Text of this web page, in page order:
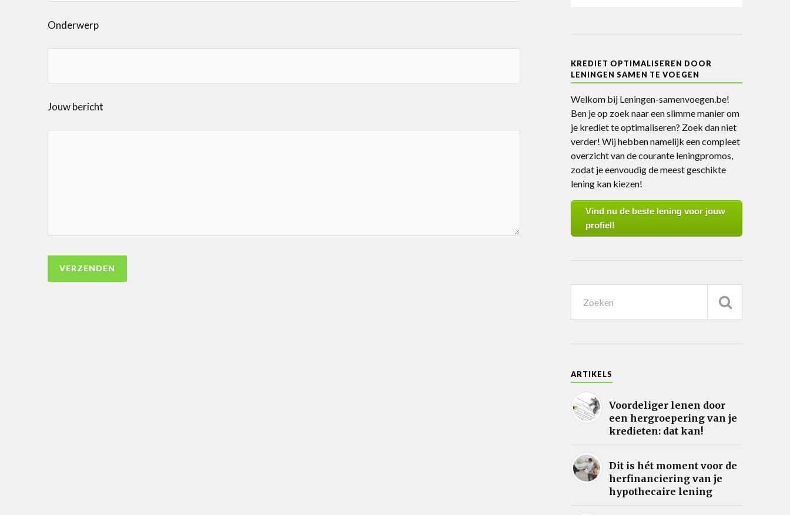
Onderwerp
Jouw bericht
KREDIET OPTIMALISEREN DOOR
LENINGEN SAMEN TE VOEGEN
Welkom bij Leningen-samenvoegen.be!
Ben je op zoek naar een slimme manier om
je krediet te optimaliseren? Zoek dan niet
verder! Wij hebben namelijk een compleet
overzicht van de courante leningpromos,
zodat je eenvoudig de meest geschikte
lening kan kiezen!
Vind nu de beste lening voor jouw
profiel!
ARTIKELS
Voordeliger lenen door
een hergroepering van je
kredieten: dat kan!
Dit is hét moment voor de
herfinanciering van je
hypothecaire lening